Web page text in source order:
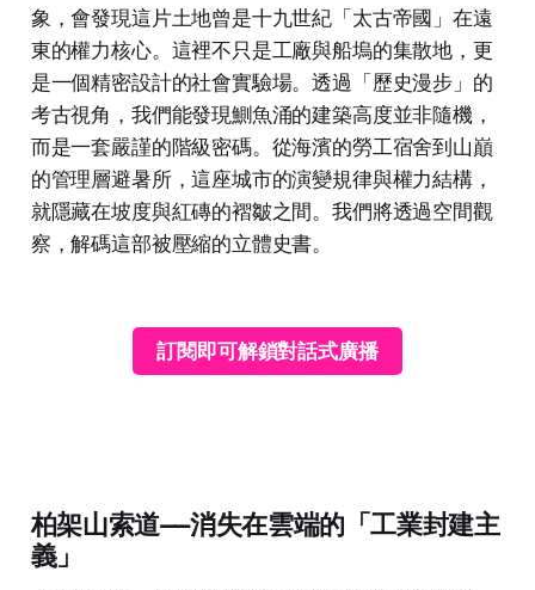
象，會發現這片土地曾是十九世紀「太古帝國」在遠
東的權力核心。這裡不只是工廠與船塢的集散地，更
是一個精密設計的社會實驗場。透過「歷史漫步」的
考古視角，我們能發現鰂魚涌的建築高度並非隨機，
而是一套嚴謹的階級密碼。從海濱的勞工宿舍到山巔
的管理層避暑所，這座城市的演變規律與權力結構，
就隱藏在坡度與紅磚的褶皺之間。我們將透過空間觀
察，解碼這部被壓縮的立體史書。
訂閱即可解鎖對話式廣播
柏架山索道——消失在雲端的「工業封建主
義」